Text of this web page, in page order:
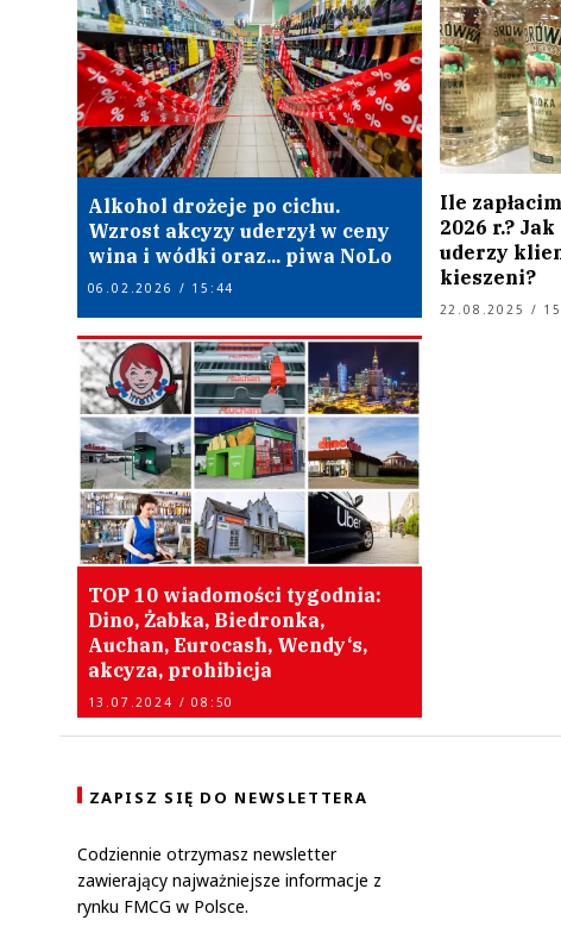
Alkohol drożeje po cichu.
Wzrost akcyzy uderzył w ceny
wina i wódki oraz... piwa NoLo
06.02.2026 / 15:44
Ile
2026 r.?
uderzy
kieszeni?
22.08.2025 /
TOP 10 wiadomości tygodnia:
Dino, Żabka, Biedronka,
Auchan, Eurocash, Wendy‘s,
akcyza, prohibicja
13.07.2024 / 08:50
ZAPISZ SIĘ DO NEWSLETTERA
Codziennie otrzymasz newsletter
zawierający najważniejsze informacje z
rynku FMCG w Polsce.